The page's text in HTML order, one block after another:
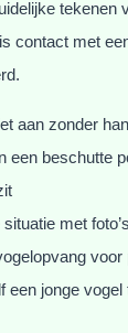
tekenen
contact met
aan zonder
een beschutte
met
een jonge